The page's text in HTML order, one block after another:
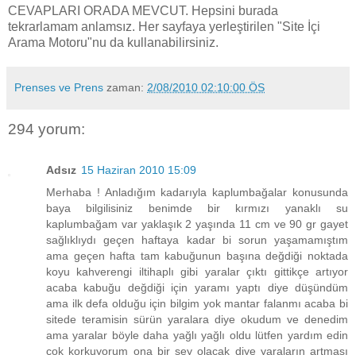
CEVAPLARI ORADA MEVCUT. Hepsini burada
tekrarlamam anlamsız. Her sayfaya yerleştirilen "Site İçi
Arama Motoru"nu da kullanabilirsiniz.
Prenses ve Prens zaman: 2/08/2010 02:10:00 ÖS
294 yorum:
Adsız 15 Haziran 2010 15:09
Merhaba ! Anladığım kadarıyla kaplumbağalar konusunda
baya bilgilisiniz benimde bir kırmızı yanaklı su
kaplumbağam var yaklaşık 2 yaşında 11 cm ve 90 gr gayet
sağlıklıydı geçen haftaya kadar bi sorun yaşamamıştım
ama geçen hafta tam kabuğunun başına değdiği noktada
koyu kahverengi iltihaplı gibi yaralar çıktı gittikçe artıyor
acaba kabuğu değdiği için yaramı yaptı diye düşündüm
ama ilk defa olduğu için bilgim yok mantar falanmı acaba bi
sitede teramisin sürün yaralara diye okudum ve denedim
ama yaralar böyle daha yağlı yağlı oldu lütfen yardım edin
çok korkuyorum ona bir şey olacak diye yaraların artması